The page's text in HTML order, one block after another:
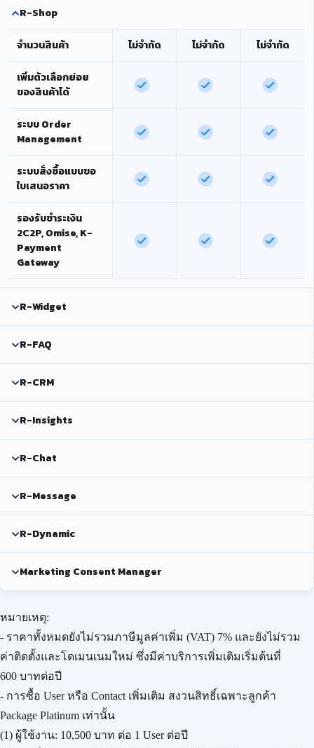
R-Shop
จำนวนสินค้า ไม่จำกัด ไม่จำกัด ไม่จำกัด
เพิ่มตัวเลือกย่อย
ของสินค้าได้
ระบบ Order
Management
ระบบสั่งซื้อแบบขอ
ใบเสนอราคา
รองรับชำระเงิน
2C2P, Omise, K-
Payment
Gateway
R-Widget
R-FAQ
R-CRM
R-Insights
R-Chat
R-Message
R-Dynamic
Marketing Consent Manager
หมายเหตุ:
- ราคาทั้งหมดยังไม่รวมภาษีมูลค่าเพิ่ม (VAT) 7% และยังไม่รวม
ค่าติดตั้งและโดเมนเนมใหม่ ซึ่งมีค่าบริการเพิ่มเติมเริ่มต้นที่
600 บาทต่อปี
- การซื้อ User หรือ Contact เพิ่มเติม สงวนสิทธิ์เฉพาะลูกค้า
Package Platinum เท่านั้น
(1) ผู้ใช้งาน: 10,500 บาท ต่อ 1 User ต่อปี